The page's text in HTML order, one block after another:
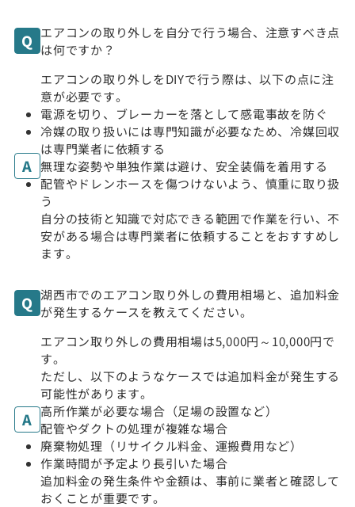
エアコンの取り外しを自分で行う場合、注意すべき点
は何ですか？
エアコンの取り外しをDIYで行う際は、以下の点に注
意が必要です。
電源を切り、ブレーカーを落として感電事故を防ぐ
冷媒の取り扱いには専門知識が必要なため、冷媒回収
は専門業者に依頼する
無理な姿勢や単独作業は避け、安全装備を着用する
配管やドレンホースを傷つけないよう、慎重に取り扱
う
自分の技術と知識で対応できる範囲で作業を行い、不
安がある場合は専門業者に依頼することをおすすめし
ます。
湖西市でのエアコン取り外しの費用相場と、追加料金
が発生するケースを教えてください。
エアコン取り外しの費用相場は5,000円～10,000円で
す。
ただし、以下のようなケースでは追加料金が発生する
可能性があります。
高所作業が必要な場合（足場の設置など）
配管やダクトの処理が複雑な場合
廃棄物処理（リサイクル料金、運搬費用など）
作業時間が予定より長引いた場合
追加料金の発生条件や金額は、事前に業者と確認して
おくことが重要です。